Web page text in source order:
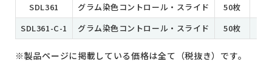
SDL361
グラム染色コントロール・スライド 50枚
SDL361-C-1
グラム染色コントロール・スライド 50枚
※製品ページに掲載している価格は全て（税抜き）です。